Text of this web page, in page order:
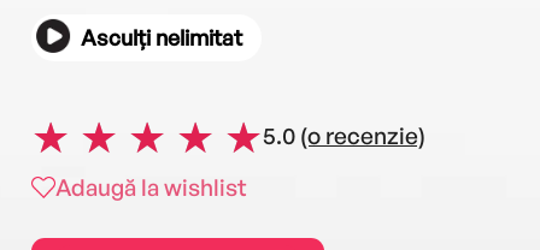
Asculți nelimitat
5.0 (o recenzie)
Adaugă la wishlist